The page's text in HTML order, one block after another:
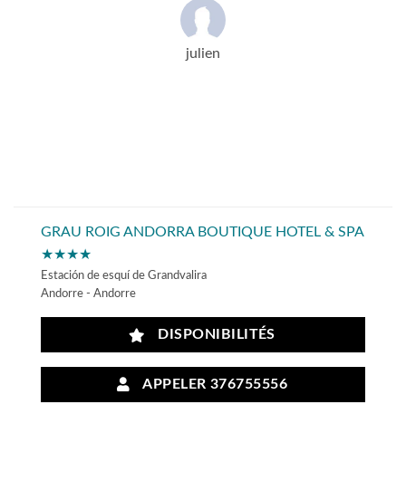
julien
GRAU ROIG ANDORRA BOUTIQUE HOTEL & SPA
★★★★
Estación de esquí de Grandvalira
Andorre - Andorre
DISPONIBILITÉS
APPELER 376755556